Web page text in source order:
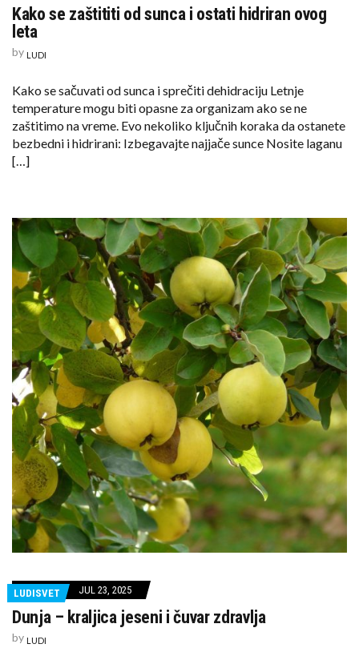
Kako se zaštititi od sunca i ostati hidriran ovog
leta
by LUDI
Kako se sačuvati od sunca i sprečiti dehidraciju Letnje
temperature mogu biti opasne za organizam ako se ne
zaštitimo na vreme. Evo nekoliko ključnih koraka da ostanete
bezbedni i hidrirani: Izbegavajte najjače sunce Nosite laganu
[…]
LUDISVET JUL 23, 2025
Dunja – kraljica jeseni i čuvar zdravlja
by LUDI